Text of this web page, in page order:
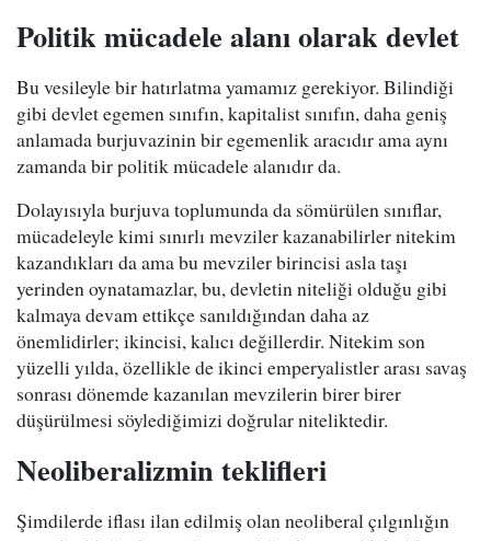
Politik mücadele alanı olarak devlet
Bu vesileyle bir hatırlatma yamamız gerekiyor. Bilindiği
gibi devlet egemen sınıfın, kapitalist sınıfın, daha geniş
anlamada burjuvazinin bir egemenlik aracıdır ama aynı
zamanda bir politik mücadele alanıdır da.
Dolayısıyla burjuva toplumunda da sömürülen sınıflar,
mücadeleyle kimi sınırlı mevziler kazanabilirler nitekim
kazandıkları da ama bu mevziler birincisi asla taşı
yerinden oynatamazlar, bu, devletin niteliği olduğu gibi
kalmaya devam ettikçe sanıldığından daha az
önemlidirler; ikincisi, kalıcı değillerdir. Nitekim son
yüzelli yılda, özellikle de ikinci emperyalistler arası savaş
sonrası dönemde kazanılan mevzilerin birer birer
düşürülmesi söylediğimizi doğrular niteliktedir.
Neoliberalizmin teklifleri
Şimdilerde iflası ilan edilmiş olan neoliberal çılgınlığın